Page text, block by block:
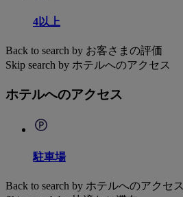
4以上
Back to search by お客さまの評価
Skip search by ホテルへのアクセス
ホテルへのアクセス
駐車場
Back to search by ホテルへのアクセス